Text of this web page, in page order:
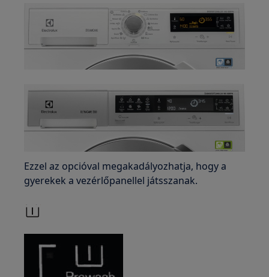
Ezzel az opcióval megakadályozhatja, hogy a
gyerekek a vezérlőpanellel játsszanak.